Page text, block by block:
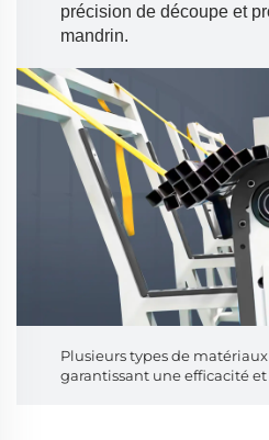
précision de découpe et
mandrin.
Plusieurs types de
garantissant une efficacité